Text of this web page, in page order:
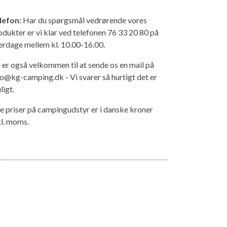
Har du spørgsmål vedrørende vores
er vi klar ved telefonen 76 33 20 80 på
mellem kl. 10.00-16.00.
er også velkommen til at sende os en mail på
camping.dk - Vi svarer så hurtigt det er
priser på campingudstyr er i danske kroner
moms.